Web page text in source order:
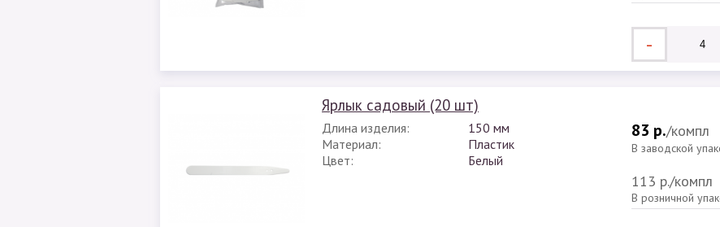
-
Ярлык садовый (20 шт)
Длина изделия:
150 мм
Материал:
Пластик
Цвет:
Белый
83 р./компл
В заводской
113 р./компл
В розничной